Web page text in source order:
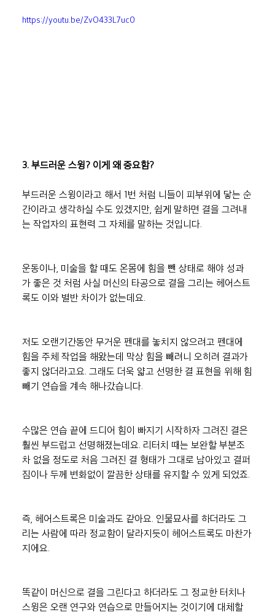
https://youtu.be/ZvO433L7uc0
3. 부드러운 스윙? 이게 왜 중요함?
부드러운 스윙이라고 해서 1번 처럼 니들이 피부위에 닿는 순
간이라고 생각하실 수도 있겠지만, 쉽게 말하면 결을 그려내
는 작업자의 표현력 그 자체를 말하는 것입니다.
운동이나, 미술을 할 때도 온몸에 힘을 뺀 상태로 해야 성과
가 좋은 것 처럼 사실 머신의 타공으로 결을 그리는 헤어스트
록도 이와 별반 차이가 없는데요.
저도 오랜기간동안 무거운 펜대를 놓치지 않으려고 펜대에
힘을 주체 작업을 해왔는데 막상 힘을 빼려니 오히려 결과가
좋지 않더라고요. 그래도 더욱 얇고 선명한 결 표현을 위해 힘
빼기 연습을 계속 해나갔습니다.
수많은 연습 끝에 드디어 힘이 빠지기 시작하자 그려진 결은
훨씬 부드럽고 선명해졌는데요. 리터치 때는 보완할 부분조
차 없을 정도로 처음 그려진 결 형태가 그대로 남아있고 결퍼
짐이나 두께 변화없이 깔끔한 상태를 유지할 수 있게 되었죠.
즉, 헤어스트록은 미술과도 같아요. 인물묘사를 하더라도 그
리는 사람에 따라 정교함이 달라지듯이 헤어스트록도 마찬가
지에요.
똑같이 머신으로 결을 그린다고 하더라도 그 정교한 터치나
스윙은 오랜 연구와 연습으로 만들어지는 것이기에 대체할